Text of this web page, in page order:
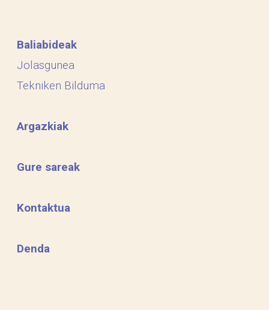
Baliabideak
Jolasgunea
Tekniken Bilduma
Argazkiak
Gure sareak
Kontaktua
Denda